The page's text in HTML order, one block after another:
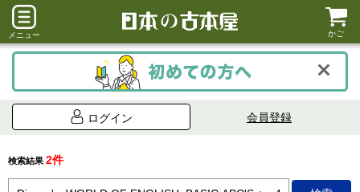
メニュー かご
ログイン 会員登録
検索結果 2件